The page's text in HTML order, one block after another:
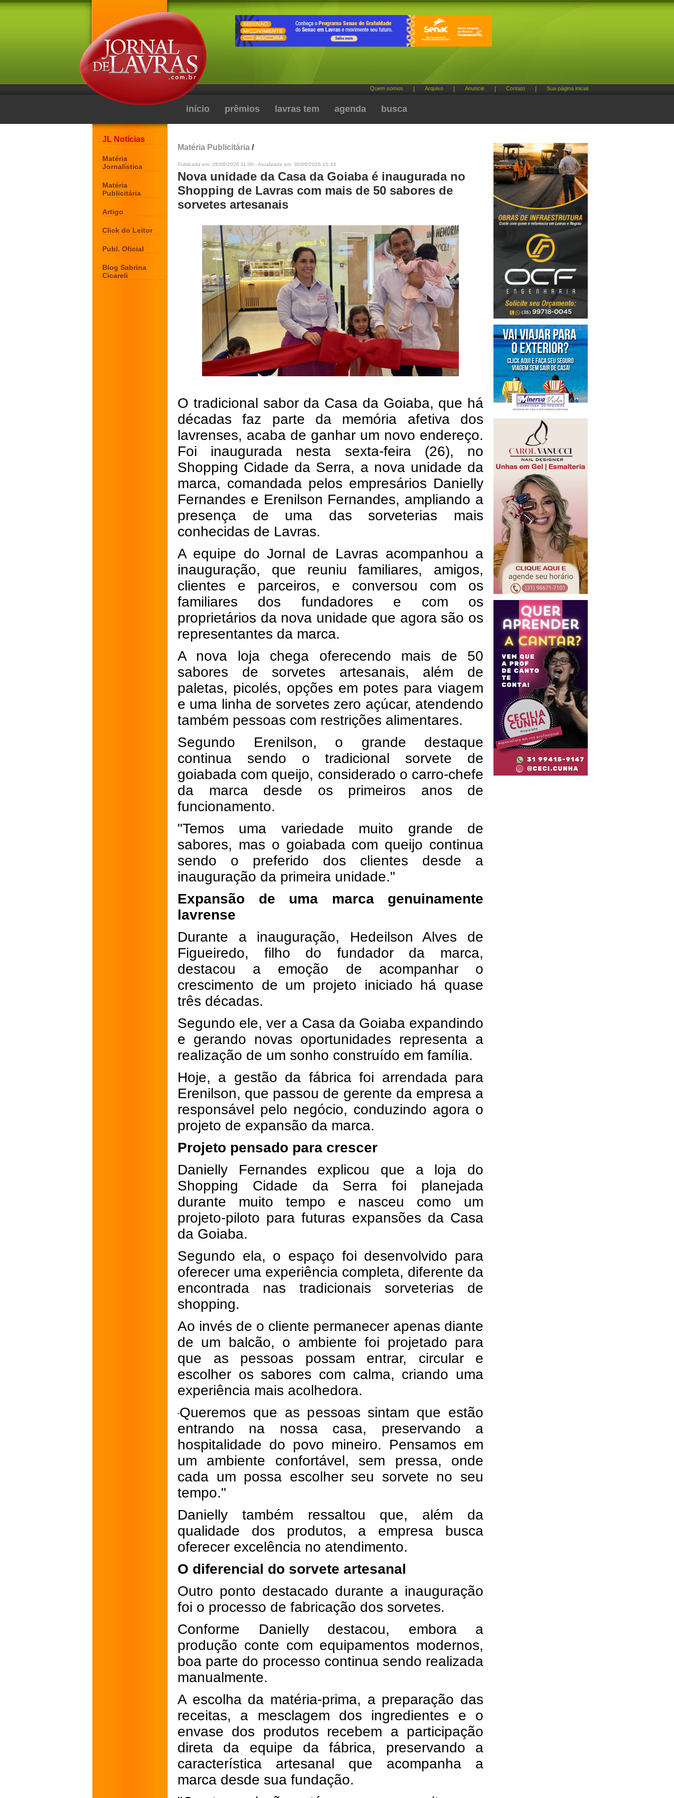
Quem somos Arquivo Anuncie Contato Sua página inicial
início prêmios lavras tem agenda busca
JL Notícias
Matéria
Jornalística
Matéria
Publicitária
Artigo
Click do Leitor
Publ. Oficial
Blog Sabrina
Cicareli
Matéria Publicitária /
Publicada em: 28/06/2026 11:00 - Atualizada em: 30/06/2026 10:33
Nova unidade da Casa da Goiaba é inaugurada no
Shopping de Lavras com mais de 50 sabores de
sorvetes artesanais
O tradicional sabor da Casa da Goiaba, que há
décadas faz parte da memória afetiva dos
lavrenses, acaba de ganhar um novo endereço.
Foi inaugurada nesta sexta-feira (26), no
Shopping Cidade da Serra, a nova unidade da
marca, comandada pelos empresários Danielly
Fernandes e Erenilson Fernandes, ampliando a
presença de uma das sorveterias mais
conhecidas de Lavras.
A equipe do Jornal de Lavras acompanhou a
inauguração, que reuniu familiares, amigos,
clientes e parceiros, e conversou com os
familiares dos fundadores e com os
proprietários da nova unidade que agora são os
representantes da marca.
A nova loja chega oferecendo mais de 50
sabores de sorvetes artesanais, além de
paletas, picolés, opções em potes para viagem
e uma linha de sorvetes zero açúcar, atendendo
também pessoas com restrições alimentares.
Segundo Erenilson, o grande destaque
continua sendo o tradicional sorvete de
goiabada com queijo, considerado o carro-chefe
da marca desde os primeiros anos de
funcionamento.
"Temos uma variedade muito grande de
sabores, mas o goiabada com queijo continua
sendo o preferido dos clientes desde a
inauguração da primeira unidade."
Expansão de uma marca genuinamente
lavrense
Durante a inauguração, Hedeilson Alves de
Figueiredo, filho do fundador da marca,
destacou a emoção de acompanhar o
crescimento de um projeto iniciado há quase
três décadas.
Segundo ele, ver a Casa da Goiaba expandindo
e gerando novas oportunidades representa a
realização de um sonho construído em família.
Hoje, a gestão da fábrica foi arrendada para
Erenilson, que passou de gerente da empresa a
responsável pelo negócio, conduzindo agora o
projeto de expansão da marca.
Projeto pensado para crescer
Danielly Fernandes explicou que a loja do
Shopping Cidade da Serra foi planejada
durante muito tempo e nasceu como um
projeto-piloto para futuras expansões da Casa
da Goiaba.
Segundo ela, o espaço foi desenvolvido para
oferecer uma experiência completa, diferente da
encontrada nas tradicionais sorveterias de
shopping.
Ao invés de o cliente permanecer apenas diante
de um balcão, o ambiente foi projetado para
que as pessoas possam entrar, circular e
escolher os sabores com calma, criando uma
experiência mais acolhedora.
"Queremos que as pessoas sintam que estão
entrando na nossa casa, preservando a
hospitalidade do povo mineiro. Pensamos em
um ambiente confortável, sem pressa, onde
cada um possa escolher seu sorvete no seu
tempo."
Danielly também ressaltou que, além da
qualidade dos produtos, a empresa busca
oferecer excelência no atendimento.
O diferencial do sorvete artesanal
Outro ponto destacado durante a inauguração
foi o processo de fabricação dos sorvetes.
Conforme Danielly destacou, embora a
produção conte com equipamentos modernos,
boa parte do processo continua sendo realizada
manualmente.
A escolha da matéria-prima, a preparação das
receitas, a mesclagem dos ingredientes e o
envase dos produtos recebem a participação
direta da equipe da fábrica, preservando a
característica artesanal que acompanha a
marca desde sua fundação.